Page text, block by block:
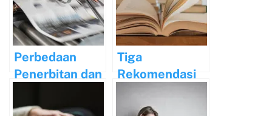
Perbedaan
Penerbitan dan
Tiga
Rekomendasi
Buku
Manajemen